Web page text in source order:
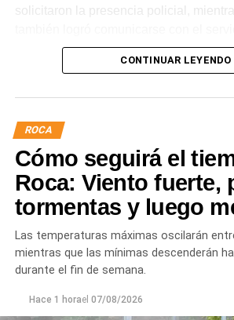
solicitaron la presencia policial,
emergencias para informar lo que
a uno de los sospechosos. Según
hombres le habían sustraído una
efectivo y dos teléfonos celulares.
recuperó parte de los bienes
primer involucrado.
En forma paralela,otra comisión
una vivienda ubicada en el barrio
señalada por la víctima. Allí se
sospechosoy se llevaron adelante
CONTINUAR LEYENDO
ROCA
Cómo seguirá el
Roca: Viento fuerte,
tormentas y luego
Las temperaturas máximas oscilarán entre
mientras que las mínimas descenderán
durante el fin de semana.
Hace 1 horael 07/08/2026